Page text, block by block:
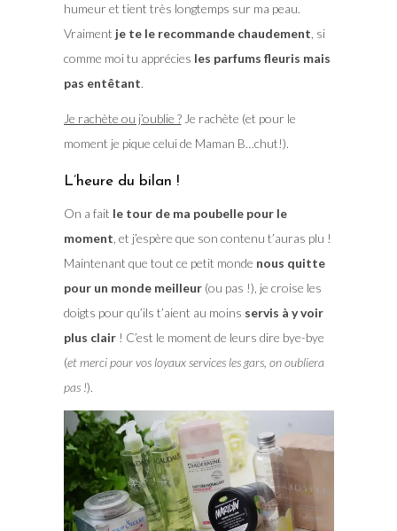
humeur et tient très longtemps sur ma peau.
Vraiment je te le recommande chaudement, si
comme moi tu apprécies les parfums fleuris mais
pas entêtant.
Je rachète ou j’oublie ?Je rachète (et pour le
moment je pique celui de Maman B…chut!).
L’heure du bilan !
On a fait le tour de ma poubelle pour le
moment, et j’espère que son contenu t’auras plu !
Maintenant que tout ce petit monde nous quitte
pour un monde meilleur(ou pas !), je croise les
doigts pour qu’ils t’aient au moins servis à y voir
plus clair! C’est le moment de leurs dire bye-bye
(et merci pour vos loyaux services les gars, on oubliera
pas !).